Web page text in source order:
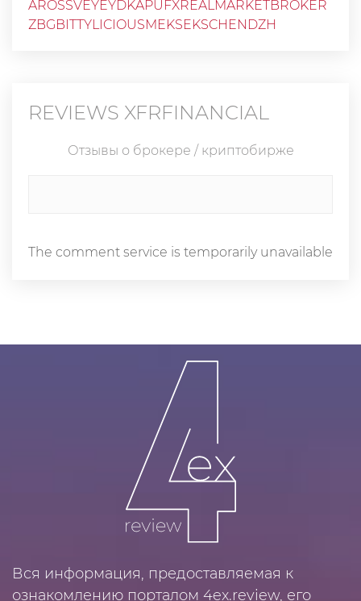
AROSSVEYEYDKAPUFXREALMARKETBROKER
ZBGBITTYLICIOUSMEKSEKSCHENDZH
REVIEWS XFRFINANCIAL
Отзывы о брокере / криптобирже
The comment service is temporarily unavailable
Вся информация, предоставляемая к
ознакомлению порталом 4ex.review, его